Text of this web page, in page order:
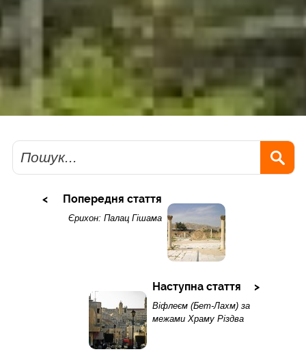
Пошук
Попередня стаття
Єрихон: Палац Гішама
Наступна стаття
Віфлеєм (Бет-Лахм) за
межами Храму Різдва